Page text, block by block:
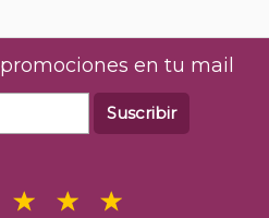
en tu mail
Suscribir